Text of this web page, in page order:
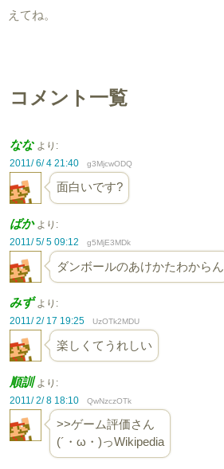
えてね。
コメント一覧
なな より:
2011/ 6/ 4 21:40
g3MjcwODQ
面白いです?
ばか より:
2011/ 5/ 5 09:12
g5MjE3MDk
ダンボールのあけかたわからん
みず より:
2011/ 2/ 17 19:25
UzOTk2MDU
楽しくてうれしい
順訓 より:
2011/ 2/ 8 18:10
QwNzczOTk
>>ゲーム評価さん
(´・ω・)っWikipedia